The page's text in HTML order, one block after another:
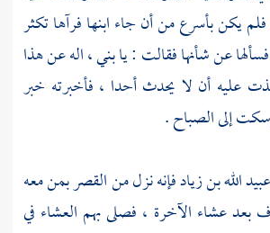
يكن بأسرع من أن جاء ابنها فرآها تكثر
عن شأنها فقالت : يا بني ، اله عن هذا
عليه أن لا يحدث أحدا ، فأخبرته خبر
إلى الصباح .
عبيد الله بن زيادفإنه نزل من القصر بمن معه
بعد عشاء الآخرة ، فصلى بهم العشاء في